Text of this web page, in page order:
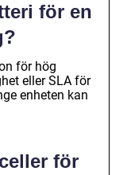
för en
för hög
eller SLA för
enheten kan
för